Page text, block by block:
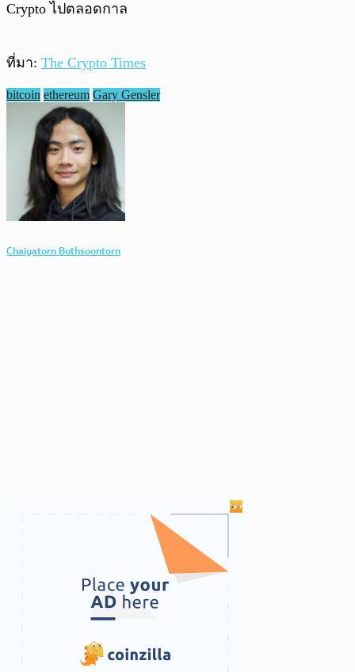
Crypto ไปตลอดกาล
ที่มา: The Crypto Times
bitcoin ethereum Gary Gensler
Chaiyatorn Buthsoontorn